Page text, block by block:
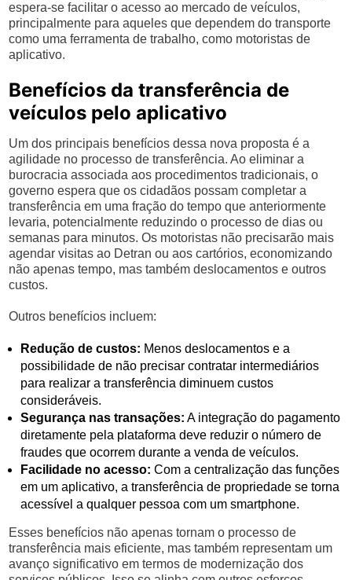
espera-se facilitar o acesso ao mercado de veículos,
principalmente para aqueles que dependem do transporte
como uma ferramenta de trabalho, como motoristas de
aplicativo.
Benefícios da transferência de
veículos pelo aplicativo
Um dos principais benefícios dessa nova proposta é a
agilidade no processo de transferência. Ao eliminar a
burocracia associada aos procedimentos tradicionais, o
governo espera que os cidadãos possam completar a
transferência em uma fração do tempo que anteriormente
levaria, potencialmente reduzindo o processo de dias ou
semanas para minutos. Os motoristas não precisarão mais
agendar visitas ao Detran ou aos cartórios, economizando
não apenas tempo, mas também deslocamentos e outros
custos.
Outros benefícios incluem:
Redução de custos: Menos deslocamentos e a
possibilidade de não precisar contratar intermediários
para realizar a transferência diminuem custos
consideráveis.
Segurança nas transações: A integração do pagamento
diretamente pela plataforma deve reduzir o número de
fraudes que ocorrem durante a venda de veículos.
Facilidade no acesso: Com a centralização das funções
em um aplicativo, a transferência de propriedade se torna
acessível a qualquer pessoa com um smartphone.
Esses benefícios não apenas tornam o processo de
transferência mais eficiente, mas também representam um
avanço significativo em termos de modernização dos